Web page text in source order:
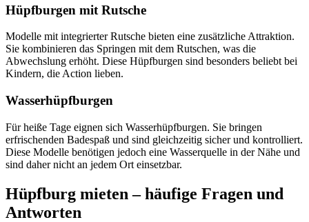
Hüpfburgen mit Rutsche
Modelle mit integrierter Rutsche bieten eine zusätzliche Attraktion.
Sie kombinieren das Springen mit dem Rutschen, was die
Abwechslung erhöht. Diese Hüpfburgen sind besonders beliebt bei
Kindern, die Action lieben.
Wasserhüpfburgen
Für heiße Tage eignen sich Wasserhüpfburgen. Sie bringen
erfrischenden Badespaß und sind gleichzeitig sicher und kontrolliert.
Diese Modelle benötigen jedoch eine Wasserquelle in der Nähe und
sind daher nicht an jedem Ort einsetzbar.
Hüpfburg mieten – häufige Fragen und
Antworten